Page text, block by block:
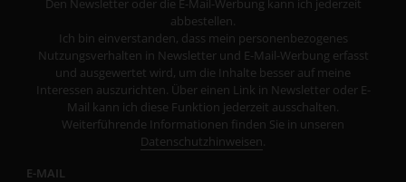
abbestellen.
Ich bin einverstanden, dass mein personenbezogenes
Nutzungsverhalten in Newsletter und E-Mail-Werbung erfasst
und ausgewertet wird, um die Inhalte besser auf meine
Interessen auszurichten. Über einen Link in Newsletter oder E-
Mail kann ich diese Funktion jederzeit ausschalten.
Weiterführende Informationen finden Sie in unseren
Datenschutzhinweisen
E-MAIL